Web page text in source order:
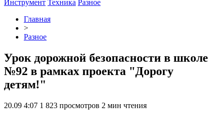
Инструмент Техника Разное
Главная
>
Разное
Урок дорожной безопасности в школе
№92 в рамках проекта "Дорогу
детям!"
20.09 4:07 1 823 просмотров 2 мин чтения